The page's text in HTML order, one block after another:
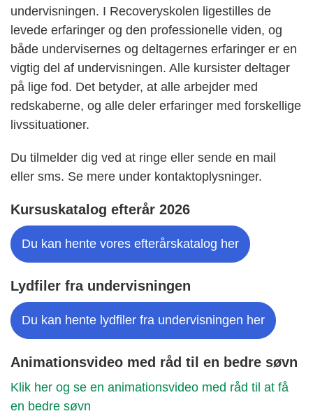
undervisningen. I Recoveryskolen ligestilles de
levede erfaringer og den professionelle viden, og
både undervisernes og deltagernes erfaringer er en
vigtig del af undervisningen. Alle kursister deltager
på lige fod. Det betyder, at alle arbejder med
redskaberne, og alle deler erfaringer med forskellige
livssituationer.
Du tilmelder dig ved at ringe eller sende en mail
eller sms. Se mere under kontaktoplysninger.
Kursuskatalog efterår 2026
Du kan hente vores efterårskatalog her
Lydfiler fra undervisningen
Du kan hente lydfiler fra undervisningen her
Animationsvideo med råd til en bedre søvn
Klik her og se en animationsvideo med råd til at få
en bedre søvn